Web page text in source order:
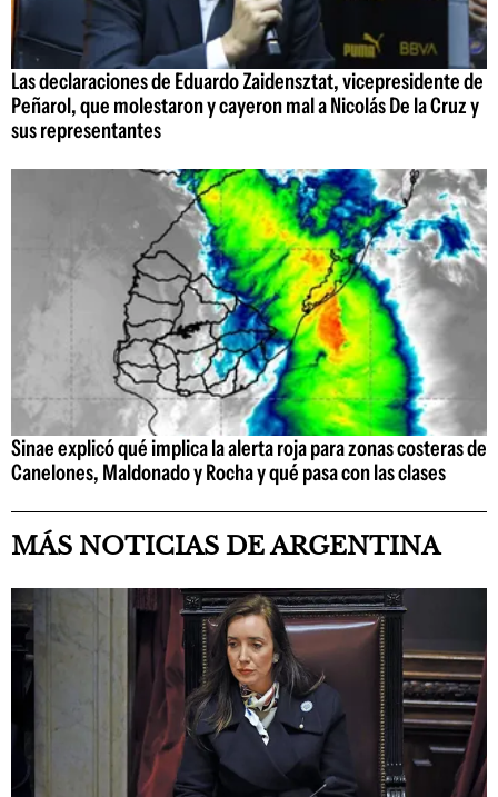
Las declaraciones de Eduardo Zaidensztat, vicepresidente de
Peñarol, que molestaron y cayeron mal a Nicolás De la Cruz y
sus representantes
Sinae explicó qué implica la alerta roja para zonas costeras de
Canelones, Maldonado y Rocha y qué pasa con las clases
MÁS NOTICIAS DE ARGENTINA